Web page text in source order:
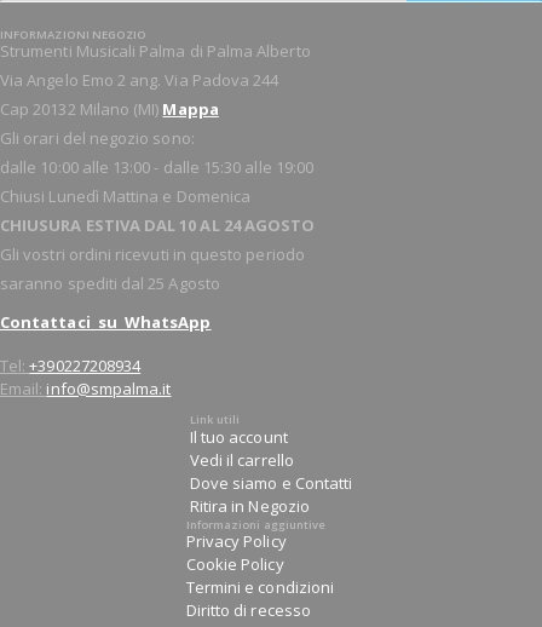
INFORMAZIONI NEGOZIO
Strumenti Musicali Palma di Palma Alberto
Via Angelo Emo 2 ang. Via Padova 244
Cap 20132 Milano (MI) Mappa
Gli orari del negozio sono:
dalle 10:00 alle 13:00 - dalle 15:30 alle 19:00
Chiusi Lunedì Mattina e Domenica
CHIUSURA ESTIVA DAL 10 AL 24 AGOSTO
Gli vostri ordini ricevuti in questo periodo
saranno spediti dal 25 Agosto
Contattaci su WhatsApp
Tel:+390227208934
Email: info@smpalma.it
Link utili
Il tuo account
Vedi il carrello
Dove siamo e Contatti
Ritira in Negozio
Informazioni aggiuntive
Privacy Policy
Cookie Policy
Termini e condizioni
Diritto di recesso